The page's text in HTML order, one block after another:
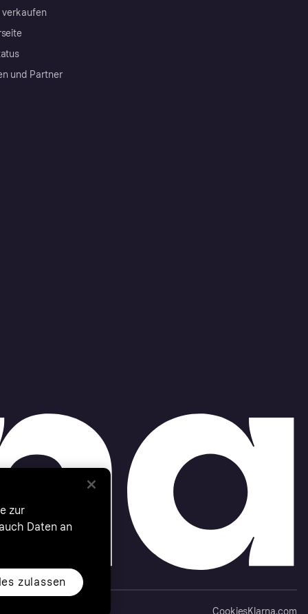
verkaufen
und Partner
CookiesKlarna.com
zur
Daten an
zulassen